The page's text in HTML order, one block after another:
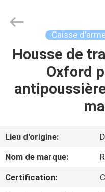
MAISON
PRODUITS
SUJET
DE
NOUS
Industrial
Group
Developed
Caisse
Housse de
Oxford
Lieu d'origine:
Nom de marque:
Certification: